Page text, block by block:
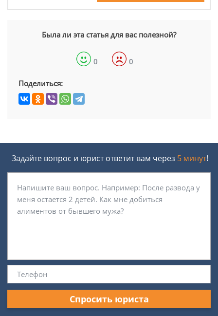
Была ли эта статья для вас полезной?
0 0
Поделиться:
Задайте вопрос и юрист ответит вам через 5 минут!
Спросить юриста